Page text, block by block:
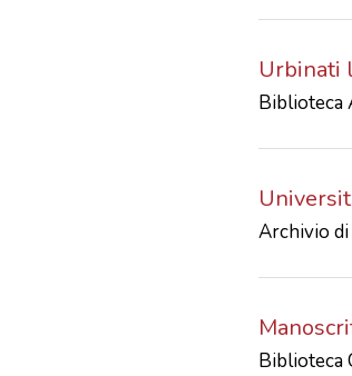
Urbinati
Biblioteca
Archivio di
Biblioteca